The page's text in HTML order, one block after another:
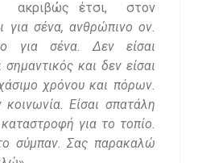
ακριβώς έτσι, στον
για σένα, ανθρώπινο ον.
για σένα. Δεν είσαι
σημαντικός και δεν είσαι
χρόνου και πόρων.
Είσαι σπατάλη
για το τοπίο.
σύμπαν. Σας παρακαλώ